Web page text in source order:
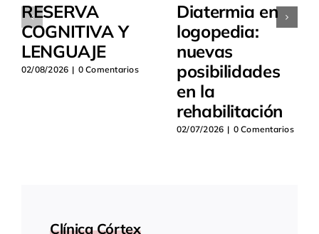
RESERVA
COGNITIVA Y
LENGUAJE
02/08/2026 | 0 Comentarios
Diatermia en
logopedia:
nuevas
posibilidades
en la
rehabilitación
02/07/2026 | 0 Comentarios
Clínica Córtex